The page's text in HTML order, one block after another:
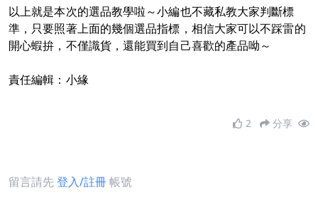
以上就是本次的選品教學啦～小編也不藏私教大家判斷標
準，只要照著上面的幾個選品指標，相信大家可以不踩雷的
開心蝦拚，不僅識貨，還能買到自己喜歡的產品呦～
責任編輯：小緣
2 分享
留言請先登入/註冊帳號